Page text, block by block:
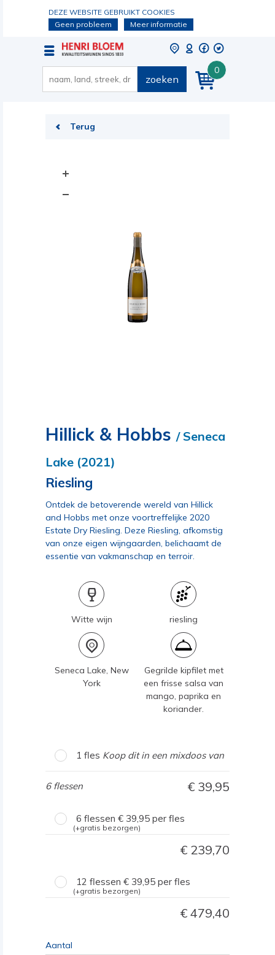
DEZE WEBSITE GEBRUIKT COOKIES
Geen probleem
Meer informatie
0
zoeken
Terug
Hillick & Hobbs / Seneca
Lake (2021)
Riesling
Ontdek de betoverende wereld van Hillick
and Hobbs met onze voortreffelijke 2020
Estate Dry Riesling. Deze Riesling, afkomstig
van onze eigen wijngaarden, belichaamt de
essentie van vakmanschap en terroir.
Witte wijn riesling
Seneca Lake, New
York
Gegrilde kipfilet met
een frisse salsa van
mango, paprika en
koriander.
1 fles Koop dit in een mixdoos van
6 flessen 39,95
6 flessen 39,95 per fles
(+gratis bezorgen)
239,70
12 flessen 39,95 per fles
(+gratis bezorgen)
479,40
Aantal